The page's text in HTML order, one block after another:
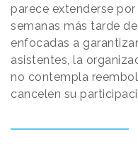
parece extenderse
semanas más tarde
enfocadas a
asistentes, la
no contempla
cancelen su